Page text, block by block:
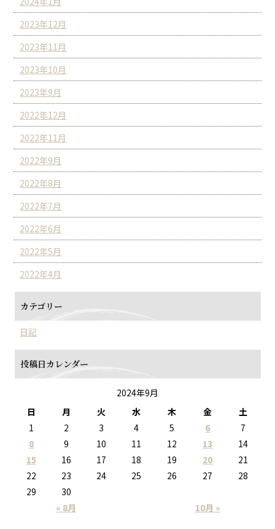
2023年12月
2023年11月
2023年10月
2023年9月
2022年12月
2022年11月
2022年9月
2022年8月
2022年7月
2022年6月
2022年5月
2022年4月
カテゴリー
日記
投稿日カレンダー
2024年9月
日
月 火 水 木 金 土
« 8月 10月 »
1 2 3 4 5 6
7
8
9 10 11 12 13
14
15
16 17 18 19 20
21
22
23 24 25 26 27
28
29
30